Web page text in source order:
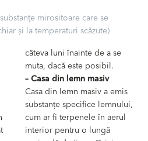
mirositoare care se
și la temperaturi scăzute)
câteva luni înainte de a se
muta, dacă este posibil.
– Casa din lemn masiv
Casa din lemn masiv a emis
substanțe specifice lemnului,
cum ar fi terpenele în aerul
interior pentru o lungă